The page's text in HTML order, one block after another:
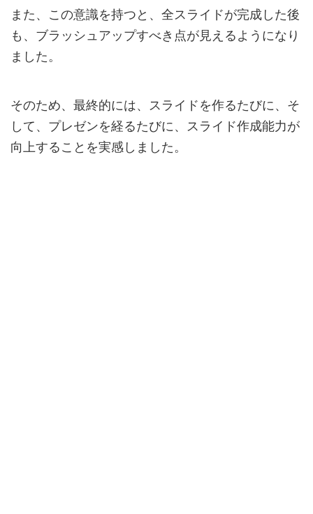
また、この意識を持つと、全スライドが完成した後
も、ブラッシュアップすべき点が見えるようになり
ました。
そのため、最終的には、スライドを作るたびに、そ
して、プレゼンを経るたびに、スライド作成能力が
向上することを実感しました。